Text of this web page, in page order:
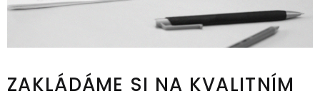
ZAKLÁDÁME SI NA KVALITNÍM